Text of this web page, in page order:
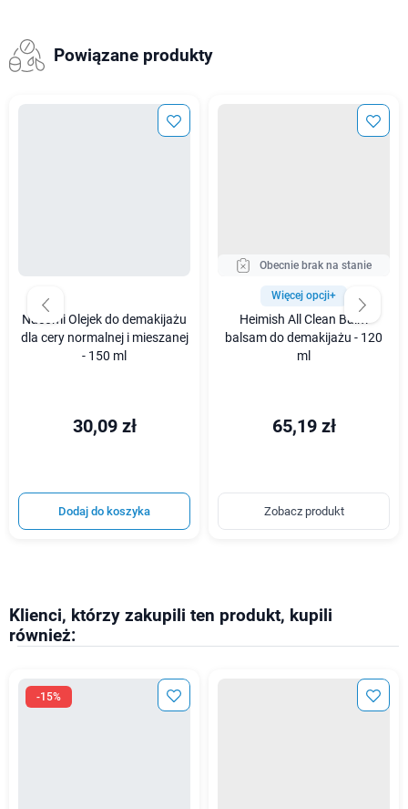
Powiązane produkty
Nacomi Olejek do demakijażu
dla cery normalnej i mieszanej
- 150 ml
30,09 zł
Dodaj do koszyka
Obecnie brak na stanie
Więcej opcji+
Heimish All Clean Balm
balsam do demakijażu - 120
ml
65,19 zł
Zobacz produkt
Klienci, którzy zakupili ten produkt, kupili
również:
-15%